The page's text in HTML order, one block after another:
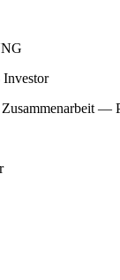
Investor
Zusammenarbeit —